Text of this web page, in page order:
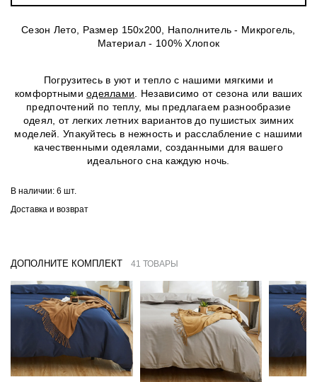
Сезон Лето, Размер 150х200, Наполнитель - Микрогель,
Материал - 100% Хлопок
Погрузитесь в уют и тепло с нашими мягкими и
комфортнымиодеялами . Независимо от сезона или ваших
предпочтений по теплу, мы предлагаем разнообразие
одеял, от легких летних вариантов до пушистых зимних
моделей. Упакуйтесь в нежность и расслабление с нашими
качественными одеялами, созданными для вашего
идеального сна каждую ночь.
В наличии: 6 шт.
Доставка и возврат
ДОПОЛНИТЕ КОМПЛЕКТ 41 ТОВАРЫ